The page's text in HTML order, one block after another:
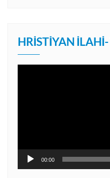
HRISTIYAN
00:00